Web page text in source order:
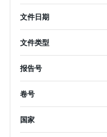
文件日期
文件类型
报告号
卷号
国家